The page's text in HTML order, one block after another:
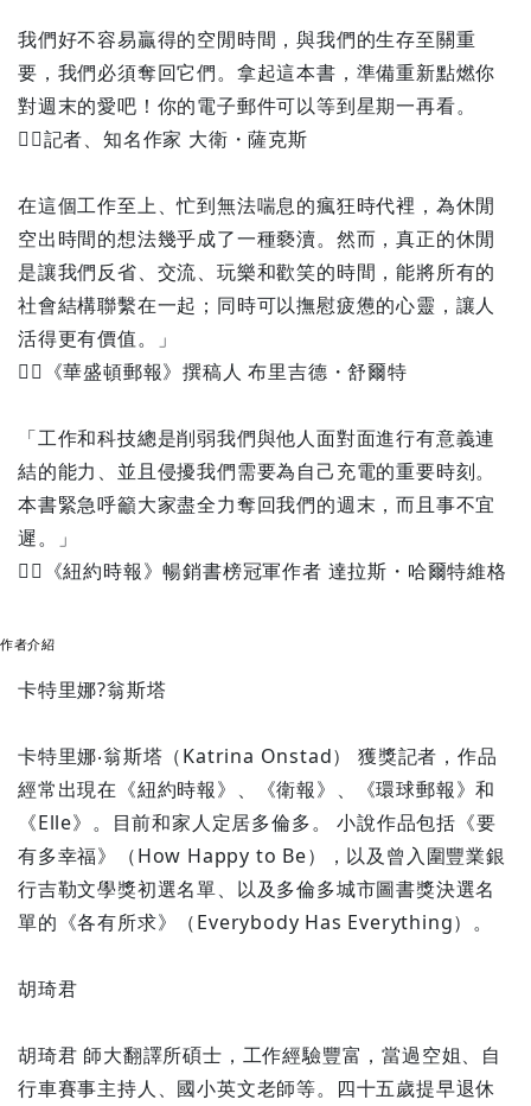
我們好不容易贏得的空閒時間，與我們的生存至關重
要，我們必須奪回它們。拿起這本書，準備重新點燃你
對週末的愛吧！你的電子郵件可以等到星期一再看。
記者、知名作家 大衛・薩克斯
在這個工作至上、忙到無法喘息的瘋狂時代裡，為休閒
空出時間的想法幾乎成了一種褻瀆。然而，真正的休閒
是讓我們反省、交流、玩樂和歡笑的時間，能將所有的
社會結構聯繫在一起；同時可以撫慰疲憊的心靈，讓人
活得更有價值。」
《華盛頓郵報》撰稿人 布里吉德・舒爾特
「工作和科技總是削弱我們與他人面對面進行有意義連
結的能力、並且侵擾我們需要為自己充電的重要時刻。
本書緊急呼籲大家盡全力奪回我們的週末，而且事不宜
遲。」
《紐約時報》暢銷書榜冠軍作者 達拉斯・哈爾特維格
作者介紹
卡特里娜?翁斯塔
卡特里娜‧翁斯塔（Katrina Onstad） 獲獎記者，作品
經常出現在《紐約時報》、《衛報》、《環球郵報》和
《Elle》。目前和家人定居多倫多。 小說作品包括《要
有多幸福》（How Happy to Be），以及曾入圍豐業銀
行吉勒文學獎初選名單、以及多倫多城市圖書獎決選名
單的《各有所求》（Everybody Has Everything）。
胡琦君
胡琦君 師大翻譯所碩士，工作經驗豐富，當過空姐、自
行車賽事主持人、國小英文老師等。四十五歲提早退休